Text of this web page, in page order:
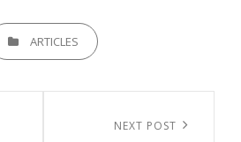
ARTICLES
NEXT POST